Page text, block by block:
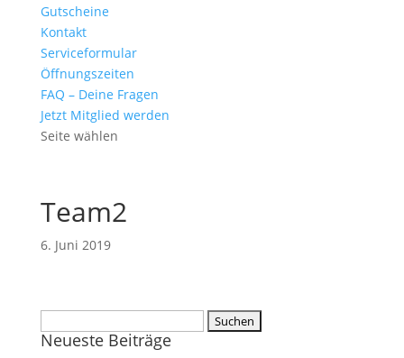
Gutscheine
Kontakt
Serviceformular
Öffnungszeiten
FAQ – Deine Fragen
Jetzt Mitglied werden
Seite wählen
Team2
6. Juni 2019
nach:
Neueste Beiträge